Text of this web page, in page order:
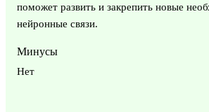
поможет развить и закрепить новые
нейронные связи.
Минусы
Нет